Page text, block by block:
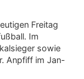
Freitag
Im
sowie
Anpfiff im Jan-